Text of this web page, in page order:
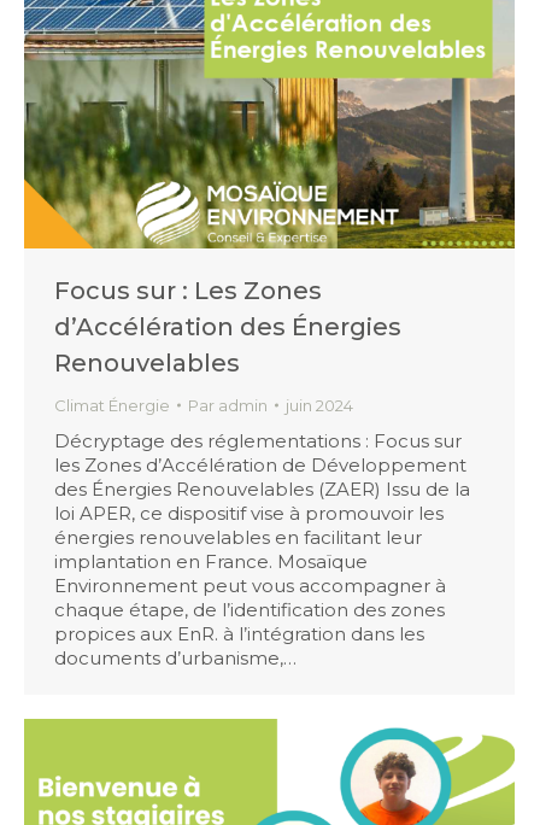
Focus sur : Les Zones
d’Accélération des Énergies
Renouvelables
Climat Énergie Par admin juin 2024
Décryptage des réglementations : Focus sur
les Zones d’Accélération de Développement
des Énergies Renouvelables (ZAER) Issu de la
loi APER, ce dispositif vise à promouvoir les
énergies renouvelables en facilitant leur
implantation en France. Mosaïque
Environnement peut vous accompagner à
chaque étape, de l’identification des zones
propices aux EnR. à l’intégration dans les
documents d’urbanisme,…